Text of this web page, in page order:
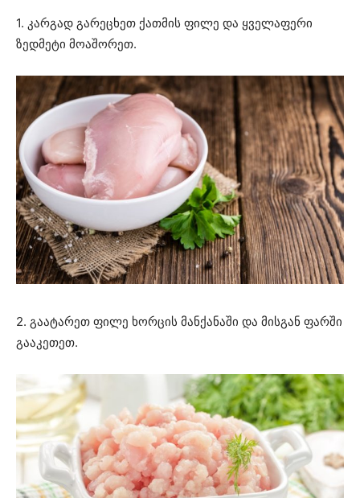
1. კარგად გარეცხეთ ქათმის ფილე და ყველაფერი
ზედმეტი მოაშორეთ.
2. გაატარეთ ფილე ხორცის მანქანაში და მისგან ფარში
გააკეთეთ.